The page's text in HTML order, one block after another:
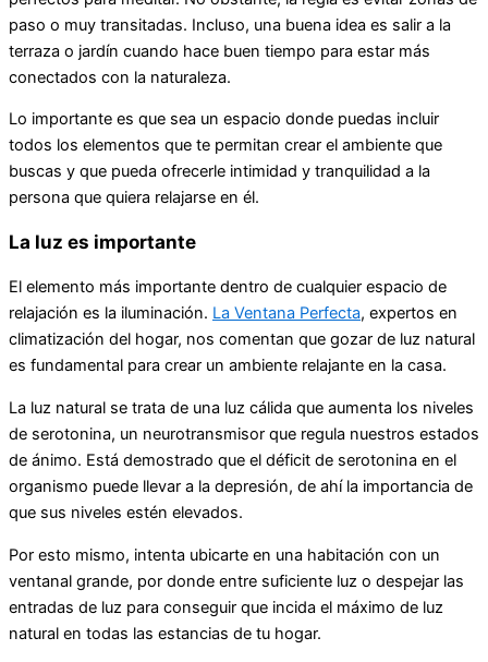
paso o muy transitadas. Incluso, una buena idea es salir a la
terraza o jardín cuando hace buen tiempo para estar más
conectados con la naturaleza.
Lo importante es que sea un espacio donde puedas incluir
todos los elementos que te permitan crear el ambiente que
buscas y que pueda ofrecerle intimidad y tranquilidad a la
persona que quiera relajarse en él.
La luz es importante
El elemento más importante dentro de cualquier espacio de
relajación es la iluminación. La Ventana Perfecta, expertos en
climatización del hogar, nos comentan que gozar de luz natural
es fundamental para crear un ambiente relajante en la casa.
La luz natural se trata de una luz cálida que aumenta los niveles
de serotonina, un neurotransmisor que regula nuestros estados
de ánimo. Está demostrado que el déficit de serotonina en el
organismo puede llevar a la depresión, de ahí la importancia de
que sus niveles estén elevados.
Por esto mismo, intenta ubicarte en una habitación con un
ventanal grande, por donde entre suficiente luz o despejar las
entradas de luz para conseguir que incida el máximo de luz
natural en todas las estancias de tu hogar.